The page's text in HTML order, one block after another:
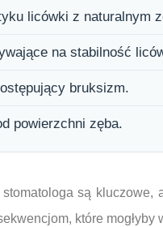
licówki z naturalnym
na stabilność
bruksizm.
powierzchni zęba.
są
które